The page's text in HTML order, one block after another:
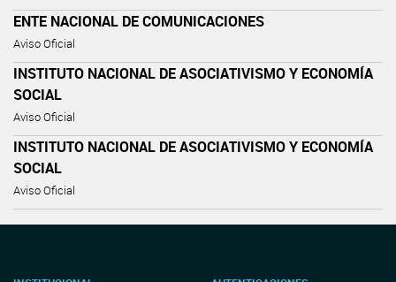
ENTE NACIONAL DE COMUNICACIONES
Aviso Oficial
INSTITUTO NACIONAL DE ASOCIATIVISMO Y ECONOMÍA
SOCIAL
Aviso Oficial
INSTITUTO NACIONAL DE ASOCIATIVISMO Y ECONOMÍA
SOCIAL
Aviso Oficial